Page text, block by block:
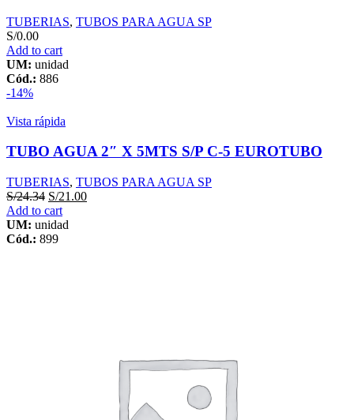
TUBERIAS, TUBOS PARA AGUA SP
S/0.00
Add to cart
UM: unidad
Cód.: 886
-14%
Vista rápida
TUBO AGUA 2″ X 5MTS S/P C-5 EUROTUBO
TUBERIAS, TUBOS PARA AGUA SP
S/24.34 S/21.00
Add to cart
UM: unidad
Cód.: 899